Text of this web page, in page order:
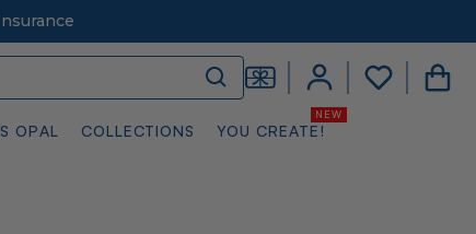
OPAL COLLECTIONS YOU CREATE!